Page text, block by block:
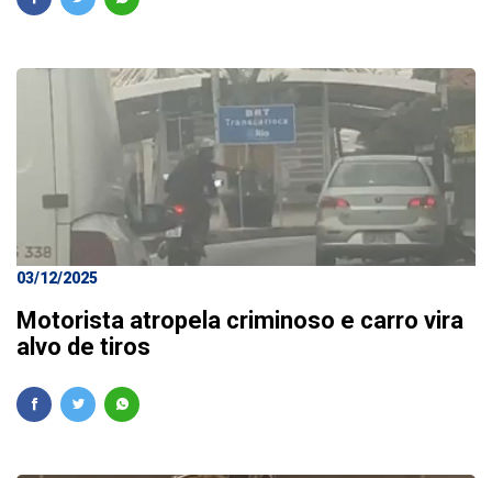
03/12/2025
Motorista atropela criminoso e carro vira
alvo de tiros